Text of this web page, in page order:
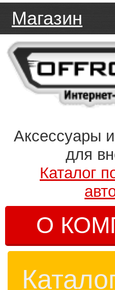
Магазин
Аксессуары
для
Каталог
О